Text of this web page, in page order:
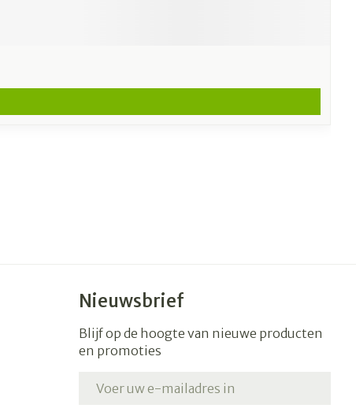
Nieuwsbrief
Blijf op de hoogte van nieuwe producten
en promoties